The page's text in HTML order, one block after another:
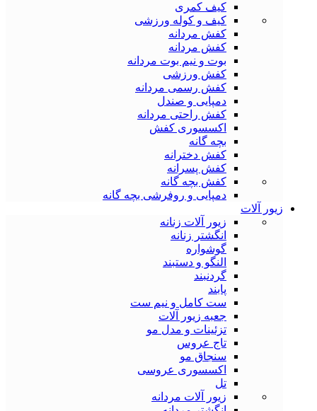
کیف کمری
کیف و کوله ورزشی
کفش مردانه
کفش مردانه
بوت و نیم بوت مردانه
کفش ورزشی
کفش رسمی مردانه
دمپایی و صندل
کفش راحتی مردانه
اکسسوری کفش
بچه گانه
کفش دخترانه
کفش پسرانه
کفش بچه گانه
دمپایی و روفرشی بچه گانه
زیور آلات
زیور آلات زنانه
انگشتر زنانه
گوشواره
النگو و دستبند
گردنبند
پابند
ست کامل و نیم ست
جعبه زیور آلات
تزئینات و مدل مو
تاج عروس
سنجاق مو
اکسسوری عروسی
تل
زیور آلات مردانه